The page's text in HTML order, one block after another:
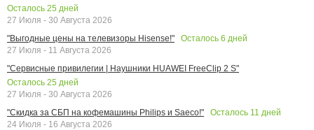
Осталось 25 дней
27 Июля - 30 Августа 2026
"Выгодные цены на телевизоры Hisense!"
Осталось 6 дней
27 Июля - 11 Августа 2026
"Сервисные привилегии | Наушники HUAWEI FreeClip 2 S"
Осталось 25 дней
27 Июля - 30 Августа 2026
"Скидка за СБП на кофемашины Philips и Saeco!"
Осталось 11 дней
24 Июля - 16 Августа 2026